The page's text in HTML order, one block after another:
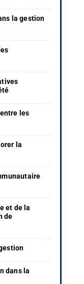
la gestion
les
la
et de la
de
dans la